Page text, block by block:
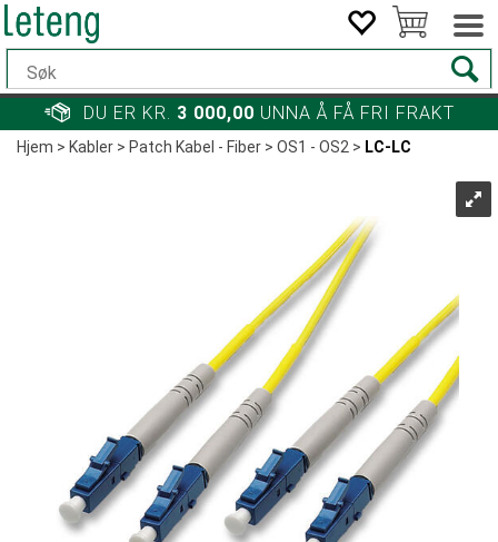
DU ER KR. 3 000,00 UNNA Å FÅ FRI FRAKT
Hjem>Kabler>Patch Kabel - Fiber>OS1 - OS2> LC-LC